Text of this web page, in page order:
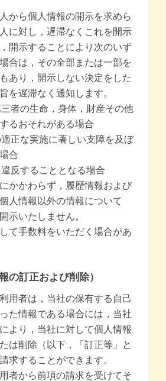
から個人情報の開示を求めら
に対し，遅滞なくこれを開示
開示することにより次のいず
合は，その全部または一部を
あり，開示しない決定をした
を遅滞なく通知します。
者の生命，身体，財産その他
るおそれがある場合
正な実施に著しい支障を及ぼ
合
反することとなる場合
かかわらず，履歴情報および
人情報以外の情報について
示いたしません。
て手数料をいただく場合があ
の訂正および削除）
用者は，当社の保有する自己
た情報である場合には，当社
より，当社に対して個人情報
は削除（以下，「訂正等」と
求することができます。
者から前項の請求を受けてそ